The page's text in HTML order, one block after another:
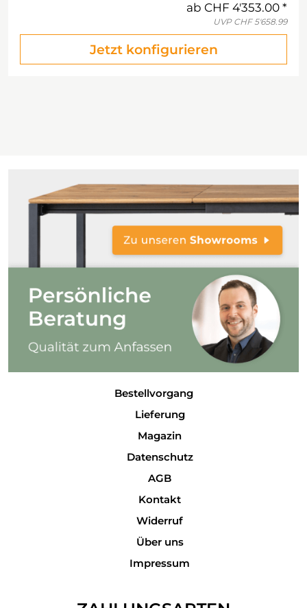
ab CHF 4'353.00
UVP CHF 5'658.99
Jetzt konfigurieren
Bestellvorgang
Lieferung
Magazin
Datenschutz
AGB
Kontakt
Widerruf
Über uns
Impressum